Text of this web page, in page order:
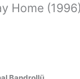
Home